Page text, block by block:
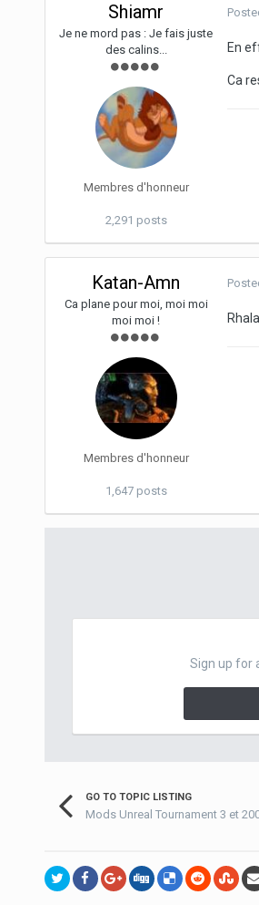
Shiamr
Je ne mord pas : Je fais juste
des calins...
Membres d'honneur
2,291 posts
En
Ca
Katan-Amn
Ca plane pour moi, moi moi
moi moi !
Membres d'honneur
1,647 posts
Sign up for
GO TO TOPIC LISTING
Mods Unreal Tournament 3 et